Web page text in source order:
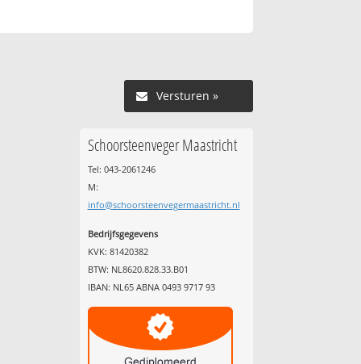
Versturen »
Schoorsteenveger Maastricht
Tel: 043-2061246
M:
info@schoorsteenvegermaastricht.nl
Bedrijfsgegevens
KVK: 81420382
BTW: NL8620.828.33.B01
IBAN: NL65 ABNA 0493 9717 93